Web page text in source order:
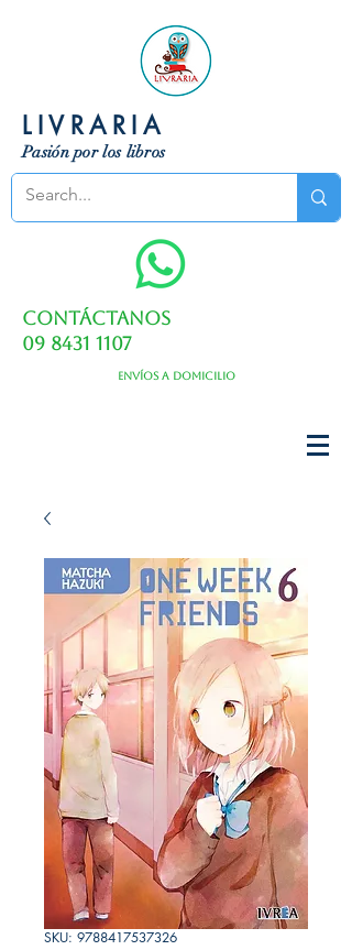
LIVRARIA
Pasión por los libros
Contáctanos
09 8431 1107
Envíos a domicilio
SKU: 9788417537326